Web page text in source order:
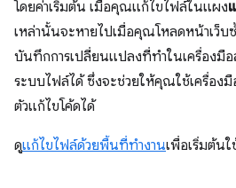
โดยค่าเริ่มต้น เมื่อคุณแก้ไขไฟล์ในแผง
เหล่านั้นจะหายไปเมื่อคุณโหลดหน้าเว็บ
บันทึกการเปลี่ยนแปลงที่ทำในเครื่องมื
ระบบไฟล์ได้ ซึ่งจะช่วยให้คุณใช้เครื่อง
ตัวแก้ไขโค้ดได้
ดูแก้ไขไฟล์ด้วยพื้นที่ทำงานเพื่อเริ่มต้นใ